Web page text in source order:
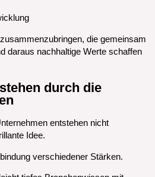
die gemeinsam
daraus nachhaltige Werte schaffen
durch die
entstehen nicht
Idee.
verschiedener Stärken.